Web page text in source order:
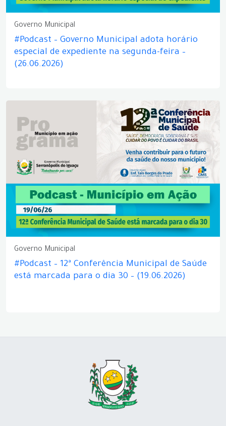
Governo Municipal
#Podcast – Governo Municipal adota horário
especial de expediente na segunda-feira –
(26.06.2026)
Governo Municipal
#Podcast – 12ª Conferência Municipal de Saúde
está marcada para o dia 30 – (19.06.2026)